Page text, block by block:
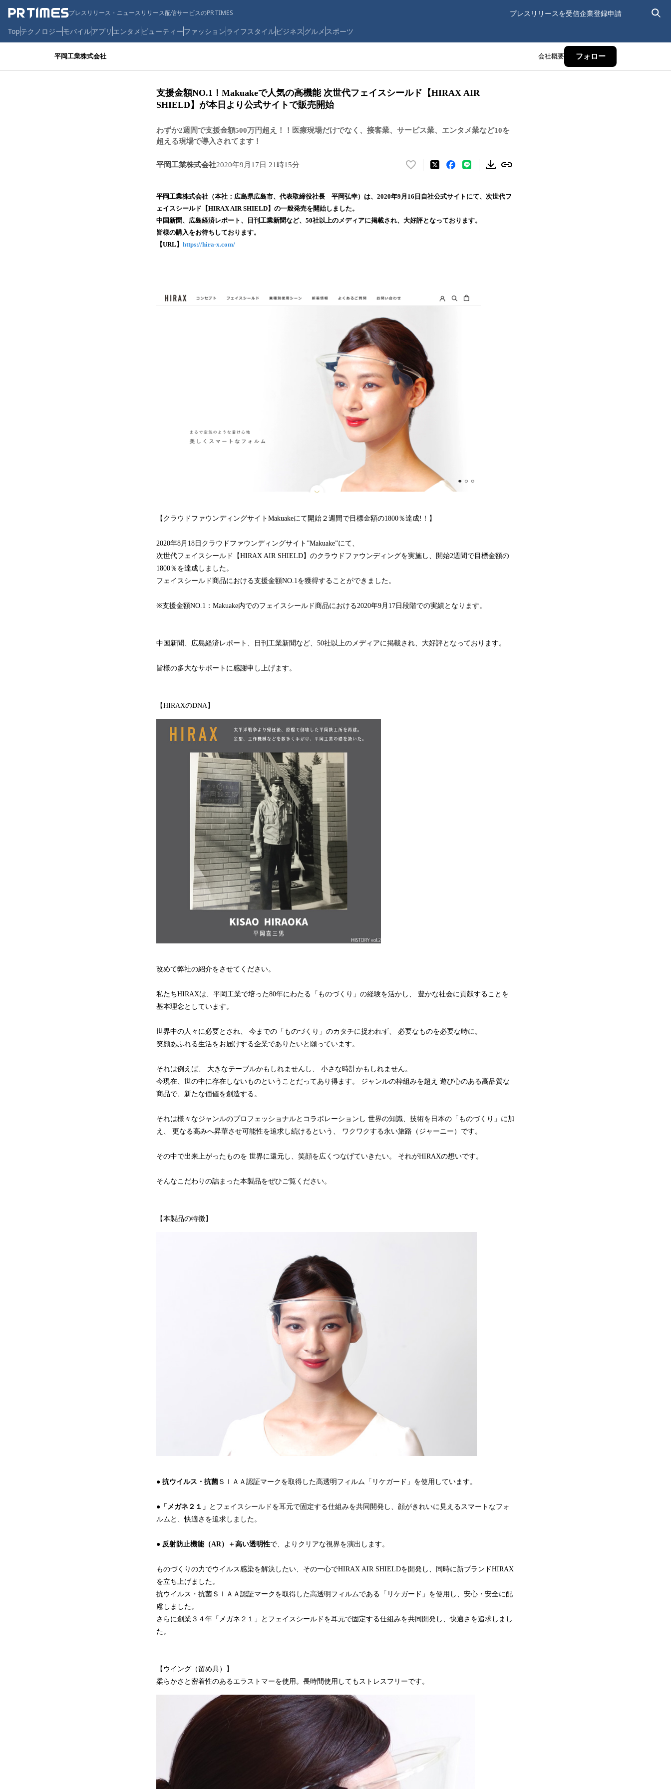
プレスリリース・ニュースリリース配信サービスのPR TIMES プレスリリースを受信企業登録申請
Topテクノロジーモバイルアプリ エンタメ ビューティーファッションライフスタイルビジネス グルメ スポーツ
平岡工業株式会社 会社概要 フォロー
支援金額NO.1！Makuakeで人気の高機能 次世代フェイスシールド【HIRAX AIR
SHIELD】が本日より公式サイトで販売開始
わずか2週間で支援⾦額500万円超え！！医療現場だけでなく、接客業、サービス業、エンタメ業など10を
超える現場で導入されてます！
平岡工業株式会社2020年9月17日 21時15分
い
！
を
平岡工業株式会社（本社：広島県広島市、代表取締役社長 平岡弘幸）は、2020年9月16日自社公式サイトにて、次世代フ
ェイスシールド【HIRAX AIR SHIELD】の一般発売を開始しました。
中国新聞、広島経済レポート、日刊工業新聞など、50社以上のメディアに掲載され、大好評となっております。
皆様の購入をお待ちしております。
【URL】 https://hira-x.com/
【クラウドファウンディングサイトMakuakeにて開始２週間で目標金額の1800％達成!！】
2020年8月18日クラウドファウンディングサイト”Makuake”にて、
次世代フェイスシールド【HIRAX AIR SHIELD】のクラウドファウンディングを実施し、開始2週間で目標金額の
1800％を達成しました。
フェイスシールド商品における支援金額NO.1を獲得することができました。
※支援金額NO.1：Makuake内でのフェイスシールド商品における2020年9月17日段階での実績となります。
中国新聞、広島経済レポート、日刊工業新聞など、50社以上のメディアに掲載され、大好評となっております。
皆様の多大なサポートに感謝申し上げます。
【HIRAXのDNA】
改めて弊社の紹介をさせてください。
私たちHIRAXは、平岡工業で培った80年にわたる「ものづくり」の経験を活かし、 豊かな社会に貢献することを
基本理念としています。
世界中の人々に必要とされ、 今までの「ものづくり」のカタチに捉われず、 必要なものを必要な時に。
笑顔あふれる生活をお届けする企業でありたいと願っています。
それは例えば、 大きなテーブルかもしれませんし、 小さな時計かもしれません。
今現在、世の中に存在しないものということだってあり得ます。 ジャンルの枠組みを超え 遊び心のある高品質な
商品で、新たな価値を創造する。
それは様々なジャンルのプロフェッショナルとコラボレーションし 世界の知識、技術を日本の「ものづくり」に加
え、 更なる高みへ昇華させ可能性を追求し続けるという、 ワクワクする永い旅路（ジャーニー）です。
その中で出来上がったものを 世界に還元し、笑顔を広くつなげていきたい。 それがHIRAXの想いです。
そんなこだわりの詰まった本製品をぜひご覧ください。
【本製品の特徴】
● 抗ウイルス・抗菌 ＳＩＡＡ認証マークを取得した高透明フィルム「リケガード」を使用しています。
● 「メガネ２１」 とフェイスシールドを耳元で固定する仕組みを共同開発し、顔がきれいに見えるスマートなフォ
ルムと、快適さを追求しました。
● 反射防止機能（AR）＋高い透明性で、よりクリアな視界を演出します。
ものづくりの力でウイルス感染を解決したい、その一心でHIRAX AIR SHIELDを開発し、同時に新ブランドHIRAX
を立ち上げました。
抗ウイルス・抗菌ＳＩＡＡ認証マークを取得した高透明フィルムである「リケガード」を使用し、安心・安全に配
慮しました。
さらに創業３４年「メガネ２１」とフェイスシールドを耳元で固定する仕組みを共同開発し、快適さを追求しまし
た。
【ウイング（留め具）】
柔らかさと密着性のあるエラストマーを使用。長時間使用してもストレスフリーです。